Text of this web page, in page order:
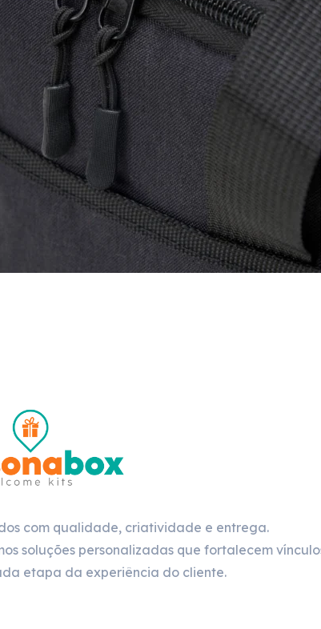
com qualidade, criatividade e entrega.
soluções personalizadas que fortalecem
etapa da experiência do cliente.